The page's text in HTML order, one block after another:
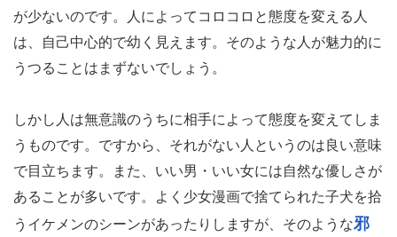
が少ないのです。人によってコロコロと態度を変える人
は、自己中心的で幼く見えます。そのような人が魅力的に
うつることはまずないでしょう。
しかし人は無意識のうちに相手によって態度を変えてしま
うものです。ですから、それがない人というのは良い意味
で目立ちます。また、いい男・いい女には自然な優しさが
あることが多いです。よく少女漫画で捨てられた子犬を拾
うイケメンのシーンがあったりしますが、そのような邪